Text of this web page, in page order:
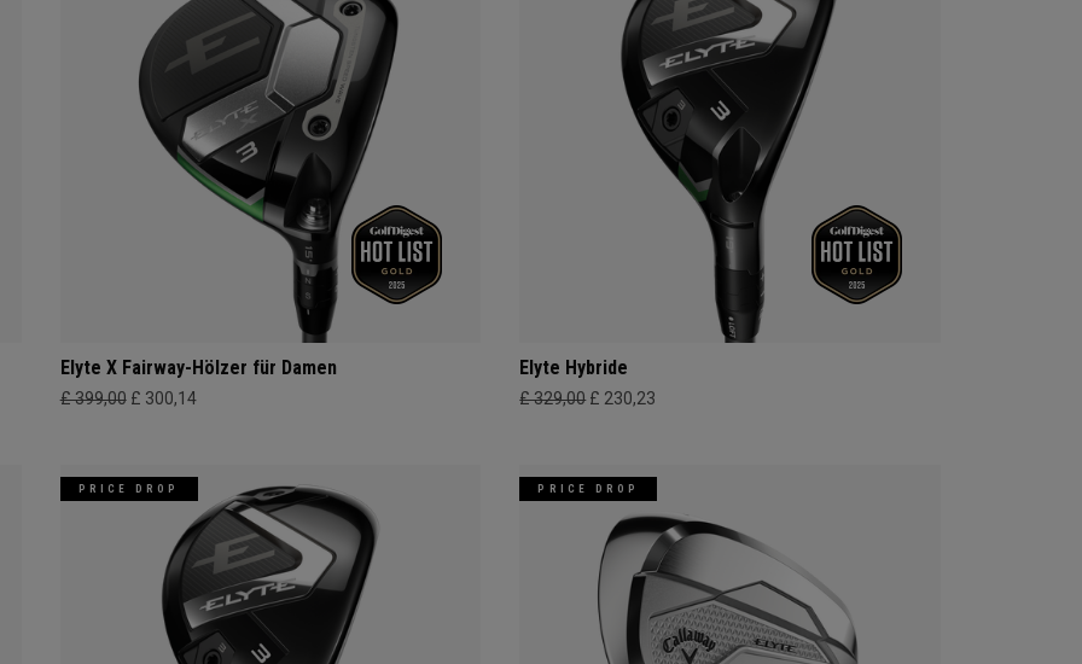
Elyte X Fairway-Hölzer für Damen
£ 399,00 £ 300,14
Elyte Hybride
£ 329,00 £ 230,23
PRICE DROP PRICE DROP